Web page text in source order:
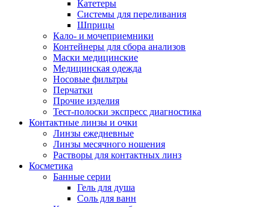
Катетеры
Системы для переливания
Шприцы
Кало- и мочеприемники
Контейнеры для сбора анализов
Маски медицинские
Медицинская одежда
Носовые фильтры
Перчатки
Прочие изделия
Тест-полоски экспресс диагностика
Контактные линзы и очки
Линзы ежедневные
Линзы месячного ношения
Растворы для контактных линз
Косметика
Банные серии
Гель для душа
Соль для ванн